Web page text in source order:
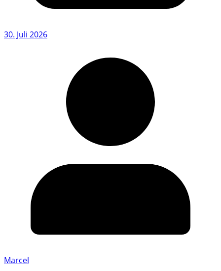
30. Juli 2026
Marcel